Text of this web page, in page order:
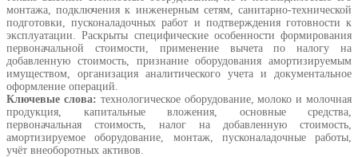
монтажа, подключения к инженерным сетям, санитарно-технической
подготовки, пусконаладочных работ и подтверждения готовности к
эксплуатации. Раскрыты специфические особенности формирования
первоначальной стоимости, применение вычета по налогу на
добавленную стоимость, признание оборудования амортизируемым
имуществом, организация аналитического учета и документальное
оформление операций.
Ключевые слова: технологическое оборудование, молоко и молочная
продукция, капитальные вложения, основные средства,
первоначальная стоимость, налог на добавленную стоимость,
амортизируемое оборудование, монтаж, пусконаладочные работы,
учёт внеоборотных активов.